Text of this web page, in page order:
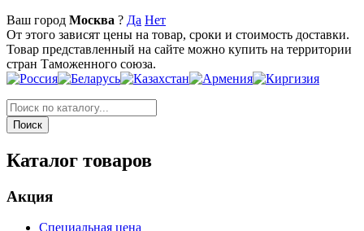
Ваш город Москва ? Да Нет
От этого зависят цены на товар, сроки и стоимость доставки.
Товар представленный на сайте можно купить на территории
стран Таможенного союза.
Каталог товаров
Акция
Специальная цена